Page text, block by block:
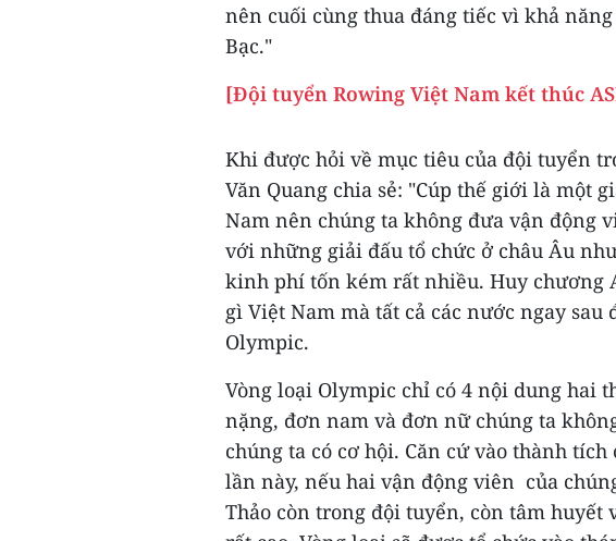
nên cuối cùng thua đáng tiếc vì khả
Bạc."
[Đội tuyển Rowing Việt Nam kết thúc
Khi được hỏi về mục tiêu của đội tuyển
Văn Quang chia sẻ: "Cúp thế giới là một
Nam nên chúng ta không đưa vận động
với những giải đấu tổ chức ở châu Âu
kinh phí tốn kém rất nhiều. Huy chương
gì Việt Nam mà tất cả các nước ngay
Olympic.
Vòng loại Olympic chỉ có 4 nội dung hai
nặng, đơn nam và đơn nữ chúng ta
chúng ta có cơ hội. Căn cứ vào thành tích
lần này, nếu hai vận động viên của
Thảo còn trong đội tuyển, còn tâm